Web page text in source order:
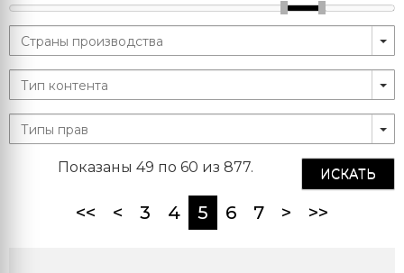
ИСКАТЬ
Показаны 49 по 60 из 877.
<< < 3 4 5 (current)
6 7 > >>